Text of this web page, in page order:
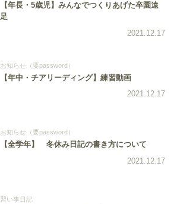
【年長・5歳児】みんなでつくりあげた卒園遠
足
2021.12.17
お知らせ（要password）
【年中・チアリーディング】練習動画
2021.12.17
お知らせ（要password）
【全学年】 冬休み日記の書き方について
2021.12.17
習い事日記